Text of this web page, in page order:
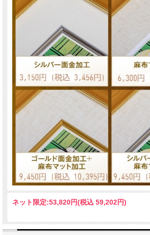
ネット限定:53,820円(税込 59,202円)